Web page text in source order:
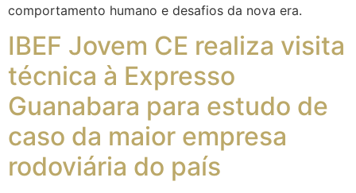
comportamento humano e desafios da nova era.
IBEF Jovem CE realiza visita
técnica à Expresso
Guanabara para estudo de
caso da maior empresa
rodoviária do país